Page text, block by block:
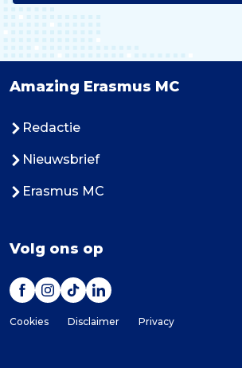
Amazing Erasmus MC
Redactie
Nieuwsbrief
Erasmus MC
Volg ons op
Cookies Disclaimer Privacy